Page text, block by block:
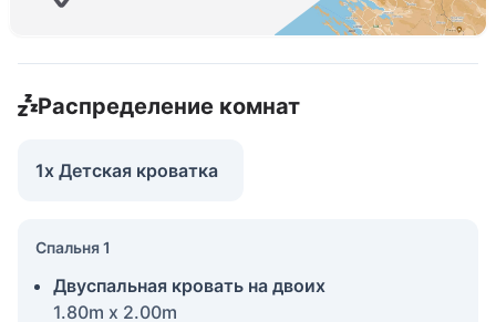
Распределение комнат
1x Детская кроватка
Спальня 1
Двуспальная кровать на двоих
1.80m x 2.00m